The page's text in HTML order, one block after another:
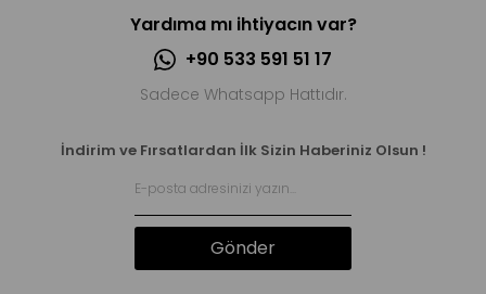
Yardıma mı ihtiyacın var?
+90 533 591 51 17
Sadece Whatsapp Hattıdır.
İndirim ve Fırsatlardan İlk Sizin Haberiniz Olsun !
Gönder